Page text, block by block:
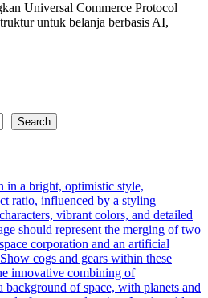
Universal Commerce Protocol
untuk belanja berbasis AI,
Search